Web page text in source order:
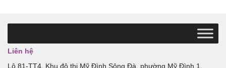
Liên hệ
Lô 81-TT4, Khu đô thị Mỹ Đình Sông Đà, phường Mỹ Đình 1,